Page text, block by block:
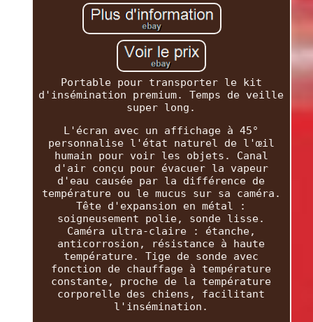
Portable pour transporter le kit
d'insémination premium. Temps de veille
super long.
L'écran avec un affichage à 45°
personnalise l'état naturel de l'œil
humain pour voir les objets. Canal
d'air conçu pour évacuer la vapeur
d'eau causée par la différence de
température ou le mucus sur sa caméra.
Tête d'expansion en métal :
soigneusement polie, sonde lisse.
Caméra ultra-claire : étanche,
anticorrosion, résistance à haute
température. Tige de sonde avec
fonction de chauffage à température
constante, proche de la température
corporelle des chiens, facilitant
l'insémination.